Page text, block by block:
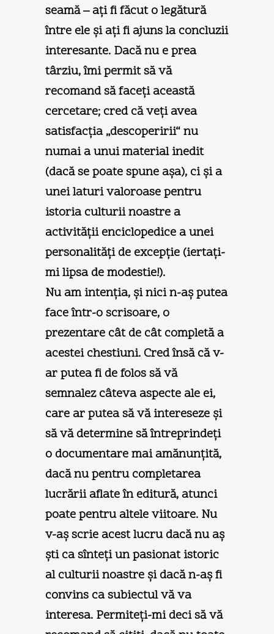
seamă – aţi fi făcut o legătură
între ele şi aţi fi ajuns la concluzii
interesante. Dacă nu e prea
târziu, îmi permit să vă
recomand să faceţi această
cercetare; cred că veţi avea
satisfacţia „descoperirii“ nu
numai a unui material inedit
(dacă se poate spune aşa), ci şi a
unei laturi valoroase pentru
istoria culturii noastre a
activităţii enciclopedice a unei
personalităţi de excepţie (iertaţi-
mi lipsa de modestie!).
Nu am intenţia, şi nici n-aş putea
face într-o scrisoare, o
prezentare cât de cât completă a
acestei chestiuni. Cred însă că v-
ar putea fi de folos să vă
semnalez câteva aspecte ale ei,
care ar putea să vă intereseze şi
să vă determine să întreprindeţi
o documentare mai amănunţită,
dacă nu pentru completarea
lucrării aflate în editură, atunci
poate pentru altele viitoare. Nu
v-aş scrie acest lucru dacă nu aş
şti ca sînteţi un pasionat istoric
al culturii noastre şi dacă n-aş fi
convins ca subiectul vă va
interesa. Permiteţi-mi deci să vă